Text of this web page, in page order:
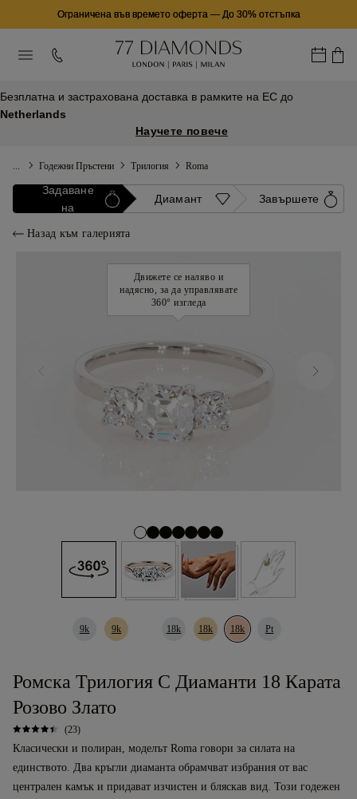
Ограничена във времето оферта— До 30% отстъпка
Безплатна и застрахована доставка в рамките на ЕС до
Netherlands
Научете повече
Годежни Пръстени Трилогия Roma
Задаване
на
Диамант Завършете
Назад към галерията
Движете се наляво и
надясно, за да управлявате
360° изгледа
9k 9k 18k 18k 18k Pt
Ромска Трилогия С Диаманти 18 Карата
Розово Злато
(23)
Класически и полиран, моделът Roma говори за силата на
единството. Два кръгли диаманта обрамчват избрания от вас
централен камък и придават изчистен и бляскав вид. Този годежен